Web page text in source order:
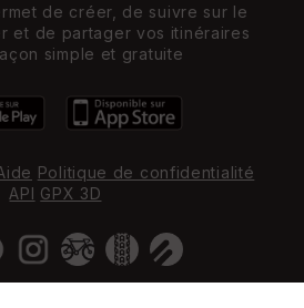
de créer, de suivre sur le
et de partager vos itinéraires
simple et gratuite
Politique de confidentialité
API GPX 3D